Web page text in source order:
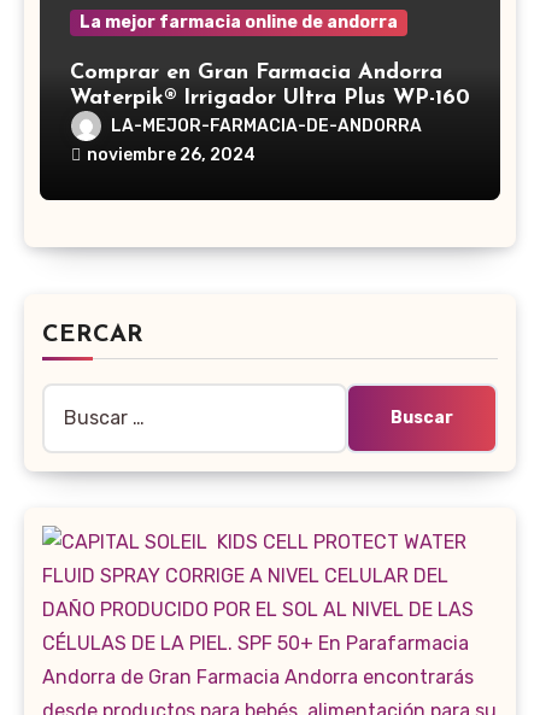
La mejor farmacia online de andorra
Comprar en Gran Farmacia Andorra
Waterpik® Irrigador Ultra Plus WP-160
LA-MEJOR-FARMACIA-DE-ANDORRA
noviembre 26, 2024
CERCAR